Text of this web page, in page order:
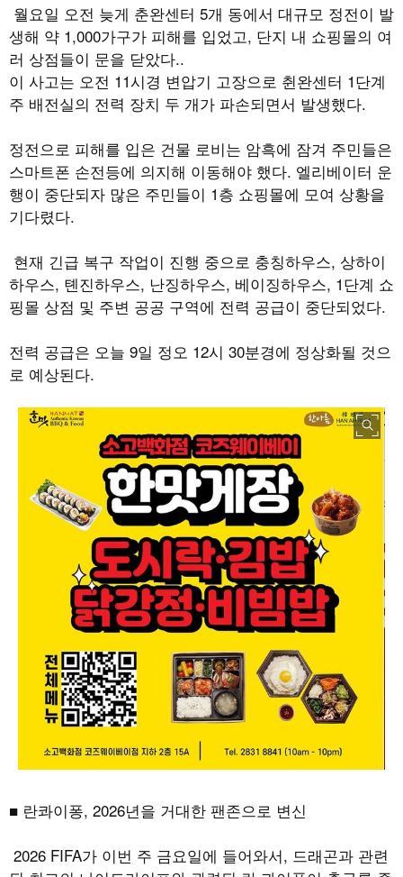
월요일 오전 늦게 춘완센터 5개 동에서 대규모 정전이 발
생해 약 1,000가구가 피해를 입었고, 단지 내 쇼핑몰의 여
러 상점들이 문을 닫았다..
이 사고는 오전 11시경 변압기 고장으로 췬완센터 1단계
주 배전실의 전력 장치 두 개가 파손되면서 발생했다.
정전으로 피해를 입은 건물 로비는 암흑에 잠겨 주민들은
스마트폰 손전등에 의지해 이동해야 했다. 엘리베이터 운
행이 중단되자 많은 주민들이 1층 쇼핑몰에 모여 상황을
기다렸다.
현재 긴급 복구 작업이 진행 중으로 충칭하우스, 상하이
하우스, 톈진하우스, 난징하우스, 베이징하우스, 1단계 쇼
핑몰 상점 및 주변 공공 구역에 전력 공급이 중단되었다.
전력 공급은 오늘 9일 정오 12시 30분경에 정상화될 것으
로 예상된다.
■ 란콰이퐁, 2026년을 거대한 팬존으로 변신
2026 FIFA가 이번 주 금요일에 들어와서, 드래곤과 관련